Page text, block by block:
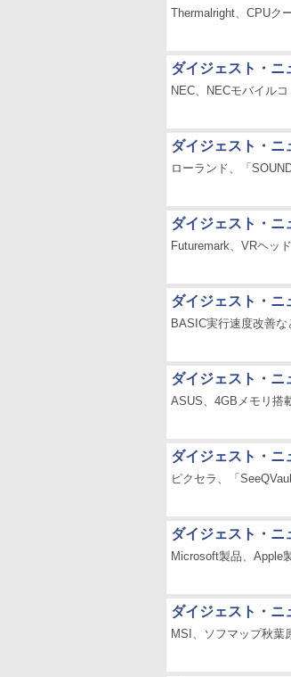
Thermalright、CPUク
ダイジェスト・ニ
NEC、NECモバイル
ダイジェスト・ニ
ローランド、「
ダイジェスト・ニ
Futuremark、VRヘッ
ダイジェスト・ニ
BASIC実行速度改善
ダイジェスト・ニ
ASUS、4GBメモリ搭
ダイジェスト・ニ
ピクセラ、「
ダイジェスト・ニ
Microsoft製品、Apple
ダイジェスト・ニ
MSI、ソフマップ秋